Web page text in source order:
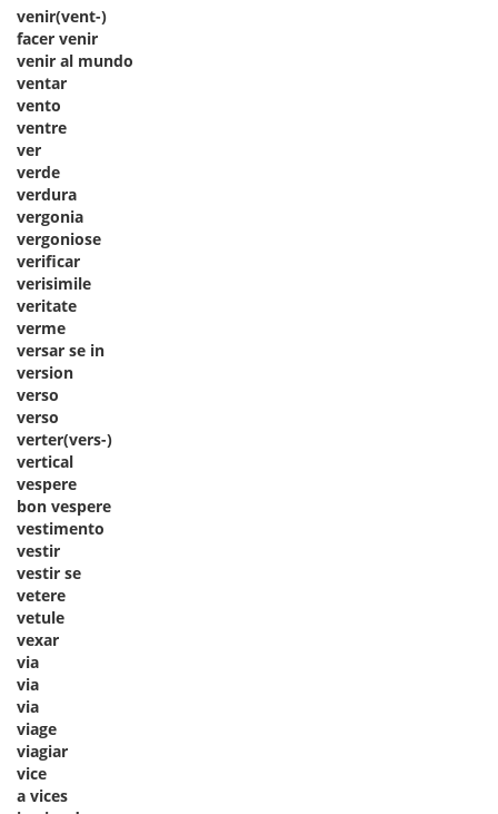
venir(vent-)
facer venir
venir al mundo
ventar
vento
ventre
ver
verde
verdura
vergonia
vergoniose
verificar
verisimile
veritate
verme
versar se in
version
verso
verso
verter(vers-)
vertical
vespere
bon vespere
vestimento
vestir
vestir se
vetere
vetule
vexar
via
via
via
viage
viagiar
vice
a vices